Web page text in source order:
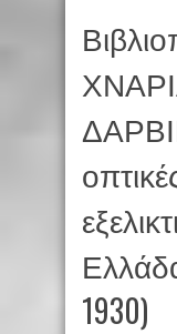
1930)